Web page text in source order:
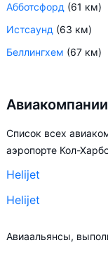
Абботсфорд (61 км)
Истсаунд (63 км)
Беллингхем (67 км)
Список всех
аэропорте Кол-
Helijet
Helijet
Авиаальянсы,